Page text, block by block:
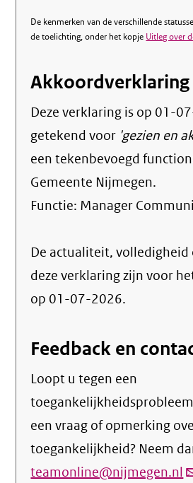
De kenmerken van de verschillende
de toelichting, onder het kopje Uitleg over
Akkoordverklaring
Deze verklaring is op 01-
getekend voor 'gezien en
een tekenbevoegd
Gemeente Nijmegen.
Functie: Manager
De actualiteit, volledigheid
deze verklaring zijn voor
op 01-07-2026.
Feedback en
Loopt u tegen een
een vraag of opmerking
toegankelijkheid? Neem
teamonline@nijmegen.nl